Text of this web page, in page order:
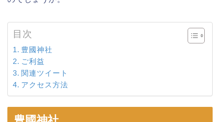
目次
豊國神社
ご利益
関連ツイート
アクセス方法